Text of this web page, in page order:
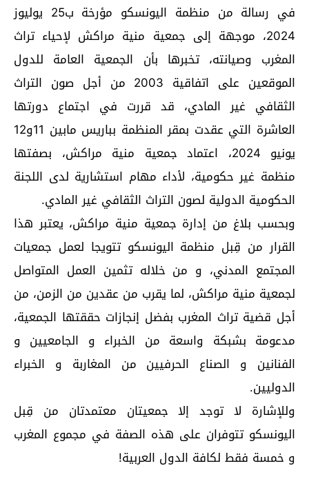
في رسالة من منظمة اليونسكو مؤرخة ب25 يوليوز
2024، موجهة إلى جمعية منية مراكش لإحياء تراث
المغرب وصيانته، تخبرها بأن الجمعية العامة للدول
الموقعين على اتفاقية 2003 من أجل صون التراث
الثقافي غير المادي، قد قررت في اجتماع دورتها
العاشرة التي عقدت بمقر المنظمة بباريس مابين 11و12
يونيو 2024، اعتماد جمعية منية مراكش، بصفتها
منظمة غير حكومية، لأداء مهام استشارية لدى اللجنة
الحكومية الدولية لصون التراث الثقافي غير المادي.
وبحسب بلاغ من إدارة جمعية منية مراكش، يعتبر هذا
القرار من قِبل منظمة اليونسكو تتويجا لعمل جمعيات
المجتمع المدني، و من خلاله تثمين العمل المتواصل
لجمعية منية مراكش، لما يقرب من عقدين من الزمن، من
أجل قضية تراث المغرب بفضل إنجازات حققتها الجمعية،
مدعومة بشبكة واسعة من الخبراء و الجامعيين و
الفنانين و الصناع الحرفيين من المغاربة و الخبراء
الدوليين.
وللإشارة لا توجد إلا جمعيتان معتمدتان من قِبل
اليونسكو تتوفران على هذه الصفة في مجموع المغرب
و خمسة فقط لكافة الدول العربية!